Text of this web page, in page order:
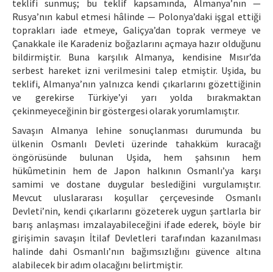
teklifi sunmuş; bu teklif kapsamında, Almanya’nın —
Rusya’nın kabul etmesi hâlinde — Polonya’daki işgal ettiği
toprakları iade etmeye, Galiçya’dan toprak vermeye ve
Çanakkale ile Karadeniz boğazlarını açmaya hazır olduğunu
bildirmiştir. Buna karşılık Almanya, kendisine Mısır’da
serbest hareket izni verilmesini talep etmiştir. Uşida, bu
teklifi, Almanya’nın yalnızca kendi çıkarlarını gözettiğinin
ve gerekirse Türkiye’yi yarı yolda bırakmaktan
çekinmeyeceğinin bir göstergesi olarak yorumlamıştır.
Savaşın Almanya lehine sonuçlanması durumunda bu
ülkenin Osmanlı Devleti üzerinde tahakküm kuracağı
öngörüsünde bulunan Uşida, hem şahsının hem
hükûmetinin hem de Japon halkının Osmanlı’ya karşı
samimi ve dostane duygular beslediğini vurgulamıştır.
Mevcut uluslararası koşullar çerçevesinde Osmanlı
Devleti’nin, kendi çıkarlarını gözeterek uygun şartlarla bir
barış anlaşması imzalayabileceğini ifade ederek, böyle bir
girişimin savaşın İtilaf Devletleri tarafından kazanılması
halinde dahi Osmanlı’nın bağımsızlığını güvence altına
alabilecek bir adım olacağını belirtmiştir.